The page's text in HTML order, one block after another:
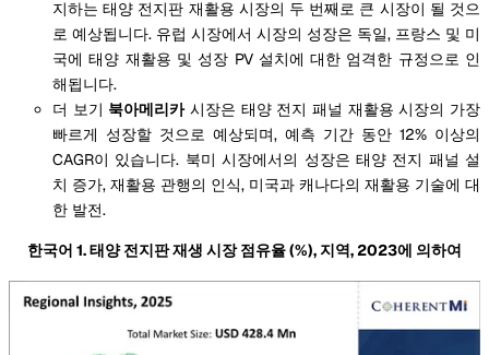
지하는 태양 전지판 재활용 시장의 두 번째로 큰 시장이 될 것으
로 예상됩니다. 유럽 시장에서 시장의 성장은 독일, 프랑스 및 미
국에 태양 재활용 및 성장 PV 설치에 대한 엄격한 규정으로 인
해됩니다.
더 보기 북아메리카시장은 태양 전지 패널 재활용 시장의 가장
빠르게 성장할 것으로 예상되며, 예측 기간 동안 12% 이상의
CAGR이 있습니다. 북미 시장에서의 성장은 태양 전지 패널 설
치 증가, 재활용 관행의 인식, 미국과 캐나다의 재활용 기술에 대
한 발전.
한국어 1. 태양 전지판 재생 시장 점유율 (%), 지역, 2023에 의하여